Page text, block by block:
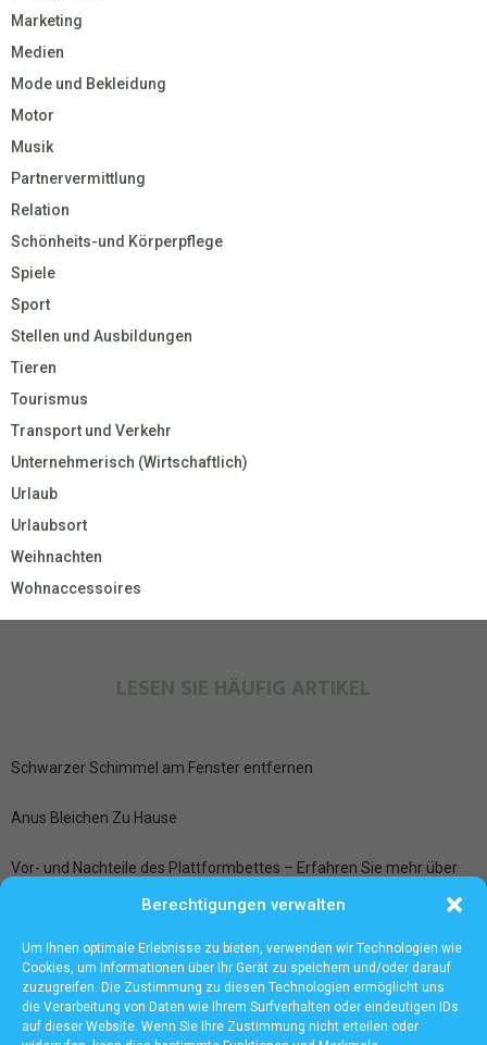
Berechtigungen verwalten
Um Ihnen optimale Erlebnisse zu bieten, verwenden wir Technologien wie
Cookies, um Informationen über Ihr Gerät zu speichern und/oder darauf
zuzugreifen. Die Zustimmung zu diesen Technologien ermöglicht uns
die Verarbeitung von Daten wie Ihrem Surfverhalten oder eindeutigen IDs
auf dieser Website. Wenn Sie Ihre Zustimmung nicht erteilen oder
Marketing
Medien
Mode und Bekleidung
Motor
Musik
Partnervermittlung
Relation
Schönheits-und Körperpflege
Spiele
Sport
Stellen und Ausbildungen
Tieren
Tourismus
Transport und Verkehr
Unternehmerisch (Wirtschaftlich)
Urlaub
Urlaubsort
Weihnachten
Wohnaccessoires
LESEN SIE HÄUFIG ARTIKEL
Schwarzer Schimmel am Fenster entfernen
Anus Bleichen Zu Hause
Vor- und Nachteile des Plattformbettes – Erfahren Sie mehr über
zusätzlichen Stauraum und mehr
Ledersitze aufbereiten bei der Fahrzeugpflege Frankfurt